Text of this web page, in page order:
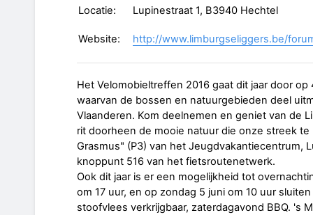
Locatie:
Lupinestraat 1, B3940 Hechtel
Website: http://www.limburgseliggers.be/
Het Velomobieltreffen 2016 gaat dit jaar door
waarvan de bossen en natuurgebieden deel
Vlaanderen. Kom deelnemen en geniet van de
rit doorheen de mooie natuur die onze streek
Grasmus" (P3) van het Jeugdvakantiecentrum,
knoppunt 516 van het fietsroutenetwerk.
Ook dit jaar is er een mogelijkheid tot
om 17 uur, en op zondag 5 juni om 10 uur
stoofvlees verkrijgbaar, zaterdagavond BBQ. 's